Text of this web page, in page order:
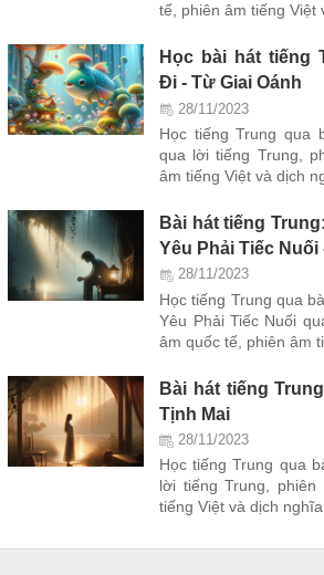
tế, phiên âm tiếng Việt
Học bài hát tiếng
Đi - Từ Giai Oánh
28/11/2023
Học tiếng Trung qua
qua lời tiếng Trung,
âm tiếng Việt và dịch
Bài hát tiếng
Yêu Phải Tiếc
28/11/2023
Học tiếng Trung qua
Yêu Phải Tiếc Nuối
âm quốc tế, phiên âm
Bài hát tiếng
Tịnh Mai
28/11/2023
Học tiếng Trung qua
lời tiếng Trung,
tiếng Việt và dịch nghĩa